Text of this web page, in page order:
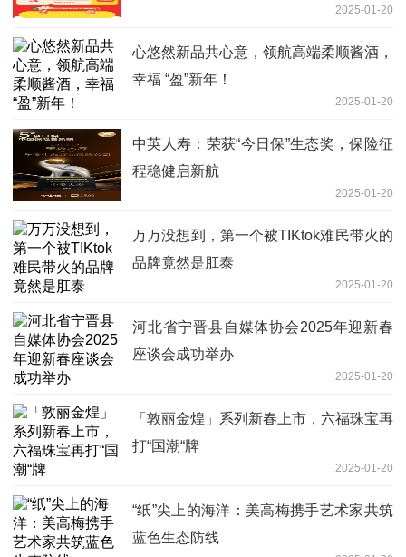
2025-01-20
心悠然新品共心意，领航高端柔顺酱酒，
幸福 “盈”新年！
2025-01-20
中英人寿：荣获“今日保”生态奖，保险征
程稳健启新航
2025-01-20
万万没想到，第一个被TIKtok难民带火的
品牌竟然是肛泰
2025-01-20
河北省宁晋县自媒体协会2025年迎新春
座谈会成功举办
2025-01-20
「敦丽金煌」系列新春上市，六福珠宝再
打“国潮“牌
2025-01-20
“纸”尖上的海洋：美高梅携手艺术家共筑
蓝色生态防线